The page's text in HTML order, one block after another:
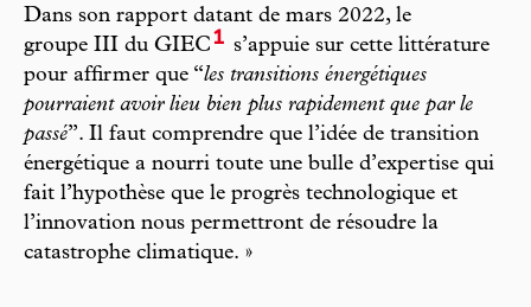
Dans son rapport datant de mars 2022, le
groupe III du GIEC1 s’appuie sur cette littérature
pour affirmer que “les transitions énergétiques
pourraient avoir lieu bien plus rapidement que par le
passé”. Il faut comprendre que l’idée de transition
énergétique a nourri toute une bulle d’expertise qui
fait l’hypothèse que le progrès technologique et
l’innovation nous permettront de résoudre la
catastrophe climatique. »